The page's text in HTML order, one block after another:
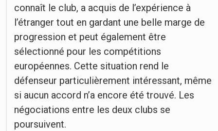
connaît le club, a acquis de l’expérience à
l’étranger tout en gardant une belle marge de
progression et peut également être
sélectionné pour les compétitions
européennes. Cette situation rend le
défenseur particulièrement intéressant, même
si aucun accord n’a encore été trouvé. Les
négociations entre les deux clubs se
poursuivent.